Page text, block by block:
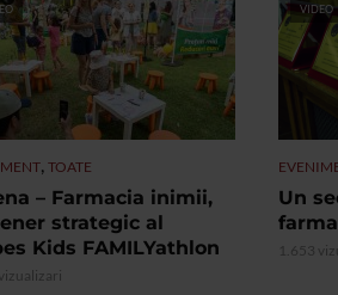
, TOATE
– Farmacia inimii,
strategic al
Kids FAMILYathlon
VIDEO
Un
1.653